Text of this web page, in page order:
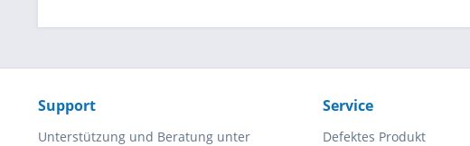
Support
Unterstützung und Beratung unter
Service
Defektes Produkt